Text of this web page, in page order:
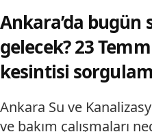
Ankara’da bugün
gelecek? 23
kesintisi
Ankara Su ve
ve bakım çalışmaları